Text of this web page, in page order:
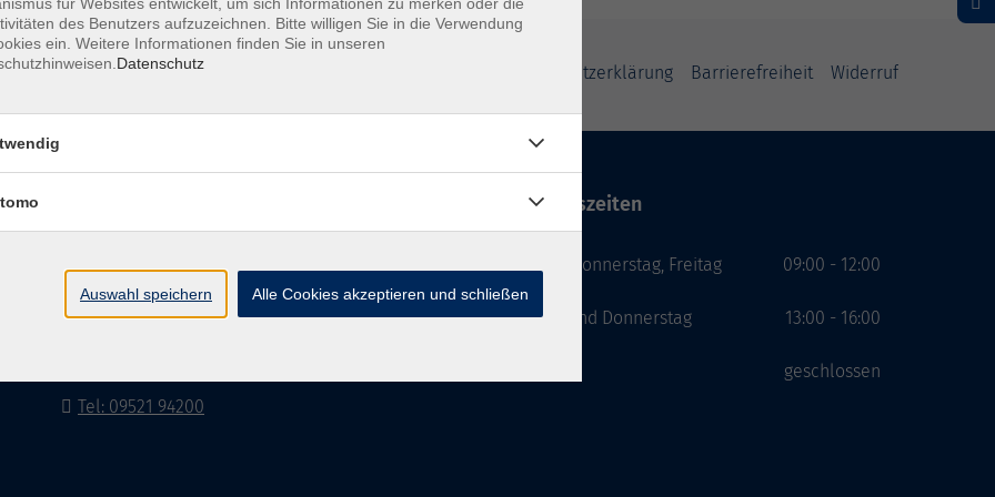
Datenschutzerklärung Barrierefreiheit Widerruf
Volkshochschule Landkreis Haßberge e. V.
Hofheimer Str. 20
97437 Haßfurt
Tel: 09521 94200
Öffnungszeiten
Montag, Donnerstag, Freitag
Montag und Donnerstag
09:00 - 12:00
13:00 - 16:00
geschlossen
des Benutzers aufzuzeichnen. Bitte willigen Sie in die Verwendung
ein. Weitere Informationen finden Sie in unseren
Datenschutz
Auswahl speichern Alle Cookies akzeptieren und schließen